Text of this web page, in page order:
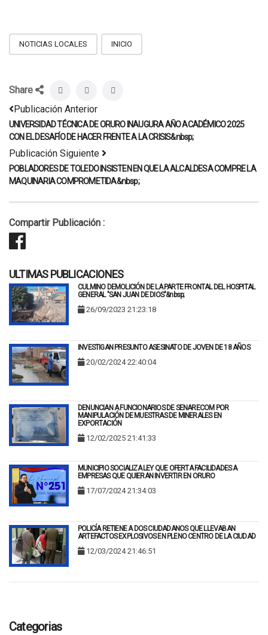
NOTICIAS LOCALES INICIO
Share
Publicación Anterior
UNIVERSIDAD TÉCNICA DE ORURO INAUGURA AÑO ACADÉMICO 2025
CON EL DESAFÍO DE HACER FRENTE A LA CRISIS&nbsp;
Publicación Siguiente
POBLADORES DE TOLEDO INSISTEN EN QUE LA ALCALDESA COMPRE LA
MAQUINARIA COMPROMETIDA&nbsp;
Compartir Publicación :
ULTIMAS PUBLICACIONES
CULMINO DEMOLICIÓN DE LA PARTE FRONTAL DEL HOSPITAL
GENERAL "SAN JUAN DE DIOS"&nbsp;
26/09/2023 21:23:18
INVESTIGAN PRESUNTO ASESINATO DE JOVEN DE 18 AÑOS
20/02/2024 22:40:04
DENUNCIAN A FUNCIONARIOS DE SENARECOM POR
MANIPULACIÓN DE MUESTRAS DE MINERALES EN
EXPORTACIÓN
12/02/2025 21:41:33
MUNICIPIO SOCIALIZA LEY QUE OFERTA FACILIDADES A
EMPRESAS QUE QUIERAN INVERTIR EN ORURO
17/07/2024 21:34:03
POLICÍA RETIENE A DOS CIUDADANOS QUE LLEVABAN
ARTEFACTOS EXPLOSIVOS EN PLENO CENTRO DE LA CIUDAD
12/03/2024 21:46:51
Categorias